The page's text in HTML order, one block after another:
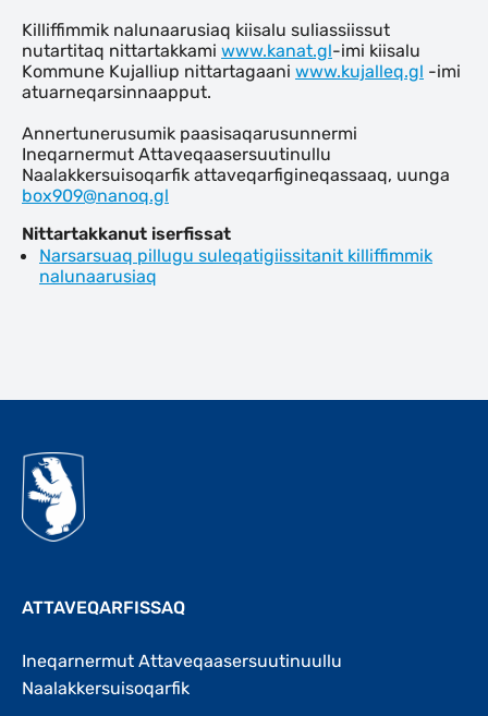
Killiffimmik nalunaarusiaq kiisalu suliassiissut
nutartitaq nittartakkami www.kanat.gl-imi kiisalu
Kommune Kujalliup nittartagaani www.kujalleq.gl -imi
atuarneqarsinnaapput.
Annertunerusumik paasisaqarusunnermi
Ineqarnermut Attaveqaasersuutinullu
Naalakkersuisoqarfik attaveqarfigineqassaaq, uunga
box909@nanoq.gl
Nittartakkanut iserfissat
Narsarsuaq pillugu suleqatigiissitanit killiffimmik
nalunaarusiaq
ATTAVEQARFISSAQ
Ineqarnermut Attaveqaasersuutinuullu
Naalakkersuisoqarfik